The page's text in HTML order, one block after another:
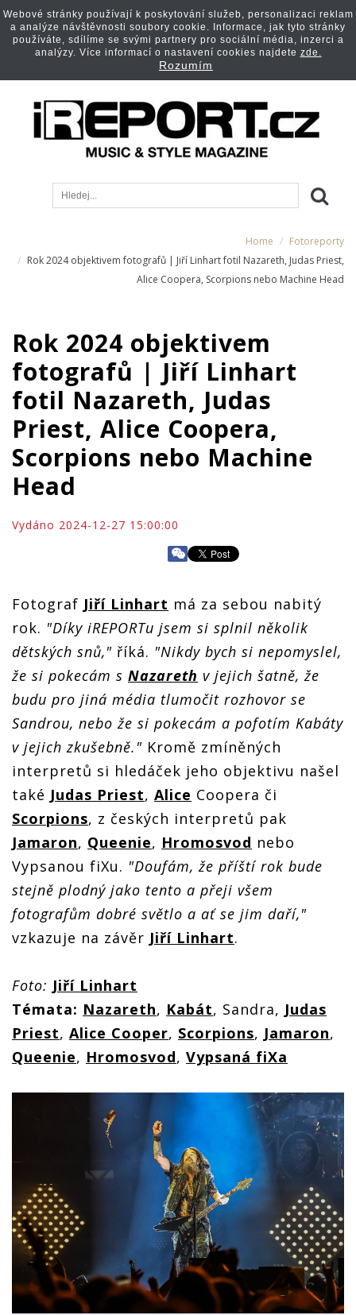
Home
Fotoreporty
Rok 2024 objektivem fotografů | Jiří Linhart fotil Nazareth, Judas Priest,
Alice Coopera, Scorpions nebo Machine Head
Rok 2024 objektivem
fotografů | Jiří Linhart
fotil Nazareth, Judas
Priest, Alice Coopera,
Scorpions nebo Machine
Head
Vydáno 2024-12-27 15:00:00
Fotograf Jiří Linhart má za sebou nabitý
rok. "Díky iREPORTu jsem si splnil několik
dětských snů," říká. "Nikdy bych si nepomyslel,
že si pokecám s Nazareth v jejich šatně, že
budu pro jiná média tlumočit rozhovor se
Sandrou, nebo že si pokecám a pofotím Kabáty
v jejich zkušebně." Kromě zmíněných
interpretů si hledáček jeho objektivu našel
také Judas Priest, Alice Coopera či
Scorpions, z českých interpretů pak
Jamaron, Queenie, Hromosvod nebo
Vypsanou fiXu. "Doufám, že příští rok bude
stejně plodný jako tento a přeji všem
fotografům dobré světlo a ať se jim daří,"
vzkazuje na závěr Jiří Linhart.
Foto: Jiří Linhart
Témata: Nazareth, Kabát, Sandra, Judas
Priest, Alice Cooper, Scorpions, Jamaron,
Queenie, Hromosvod, Vypsaná fiXa
Webové stránky používají k poskytování služeb, personalizaci reklam
a analýze návštěvnosti soubory cookie. Informace, jak tyto stránky
používáte, sdílíme se svými partnery pro sociální média, inzerci a
analýzy. Více informací o nastavení cookies najdete zde.
Rozumím